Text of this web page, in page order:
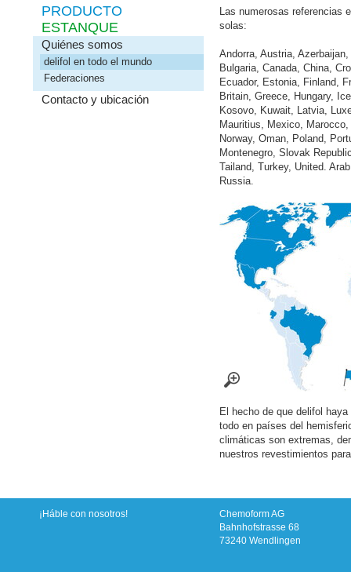
PRODUCTO
ESTANQUE
Quiénes somos
delifol en todo el mundo
Federaciones
Contacto y ubicación
Las numerosas referencias
solas:
Andorra, Austria,
Bulgaria, Canada, China,
Ecuador, Estonia, Finland,
Britain, Greece, Hungary,
Kosovo, Kuwait, Latvia,
Mauritius, Mexico,
Norway, Oman, Poland,
Montenegro, Slovak
Tailand, Turkey, United.
Russia.
El hecho de que delifol
todo en países del
climáticas son extremas,
nuestros revestimientos
¡Háble con nosotros!
Chemoform AG
Bahnhofstrasse 68
73240 Wendlingen